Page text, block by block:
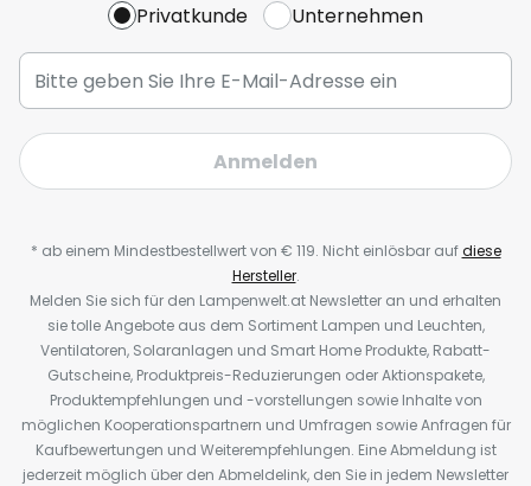
Privatkunde Unternehmen
Anmelden
* ab einem Mindestbestellwert von € 119. Nicht einlösbar aufdiese
Hersteller.
Melden Sie sich für den Lampenwelt.at Newsletter an und erhalten
sie tolle Angebote aus dem Sortiment Lampen und Leuchten,
Ventilatoren, Solaranlagen und Smart Home Produkte, Rabatt-
Gutscheine, Produktpreis-Reduzierungen oder Aktionspakete,
Produktempfehlungen und -vorstellungen sowie Inhalte von
möglichen Kooperationspartnern und Umfragen sowie Anfragen für
Kaufbewertungen und Weiterempfehlungen. Eine Abmeldung ist
jederzeit möglich über den Abmeldelink, den Sie in jedem Newsletter